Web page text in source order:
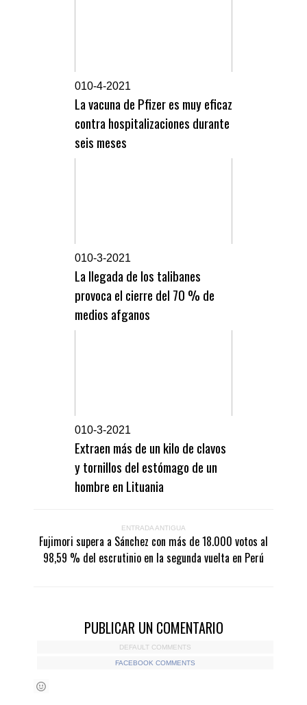
010-4-2021
La vacuna de Pfizer es muy eficaz
contra hospitalizaciones durante
seis meses
010-3-2021
La llegada de los talibanes
provoca el cierre del 70 % de
medios afganos
010-3-2021
Extraen más de un kilo de clavos
y tornillos del estómago de un
hombre en Lituania
ENTRADA ANTIGUA
Fujimori supera a Sánchez con más de 18.000 votos al
98,59 % del escrutinio en la segunda vuelta en Perú
PUBLICAR UN COMENTARIO
DEFAULT COMMENTS
FACEBOOK COMMENTS